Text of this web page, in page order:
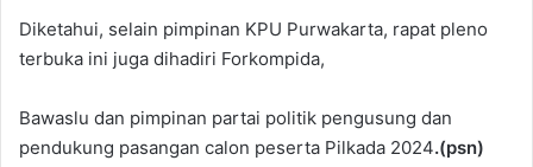
Diketahui, selain pimpinan KPU Purwakarta, rapat pleno
terbuka ini juga dihadiri Forkompida,
Bawaslu dan pimpinan partai politik pengusung dan
pendukung pasangan calon peserta Pilkada 2024.(psn)